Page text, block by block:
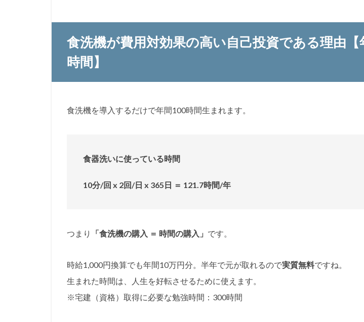
食洗機が費用対効果の高い自己投資である理由【
時間】
食洗機を導入するだけで年間100時間生まれます。
食器洗いに使っている時間
10分/回 x 2回/日 x 365日 ＝ 121.7時間/年
つまり 「食洗機の購入 ＝ 時間の購入」 です。
時給1,000円換算でも年間10万円分。半年で元が取れるので実質無料ですね。
生まれた時間は、人生を好転させるために使えます。
※宅建（資格）取得に必要な勉強時間：300時間